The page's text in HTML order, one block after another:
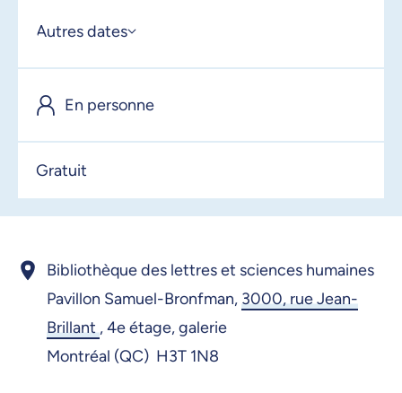
Autres dates
14 janvier 2026, 09:00
21 janvier 2026, 09:00
22 janvier 2026, 09:00
23 janvier 2026, 09:00
En personne
Gratuit
Bibliothèque des lettres et sciences humaines
Pavillon Samuel-Bronfman, 3000, rue Jean-
Brillant ,4e étage, galerie
Montréal (QC) H3T 1N8